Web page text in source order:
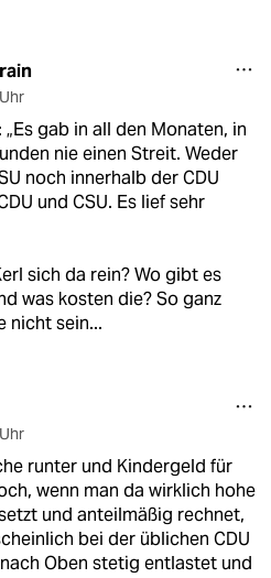
gab in all den Monaten, in
nie einen Streit. Weder
noch innerhalb der CDU
und CSU. Es lief sehr
sich da rein? Wo gibt es
was kosten die? So ganz
nicht sein...
runter und Kindergeld für
wenn man da wirklich hohe
und anteilmäßig rechnet,
bei der üblichen CDU
Oben stetig entlastet und